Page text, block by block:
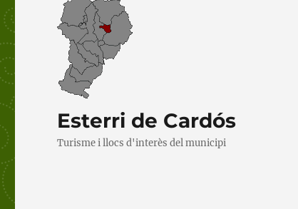
Esterri de Cardós
Turisme i llocs d'interès del municipi